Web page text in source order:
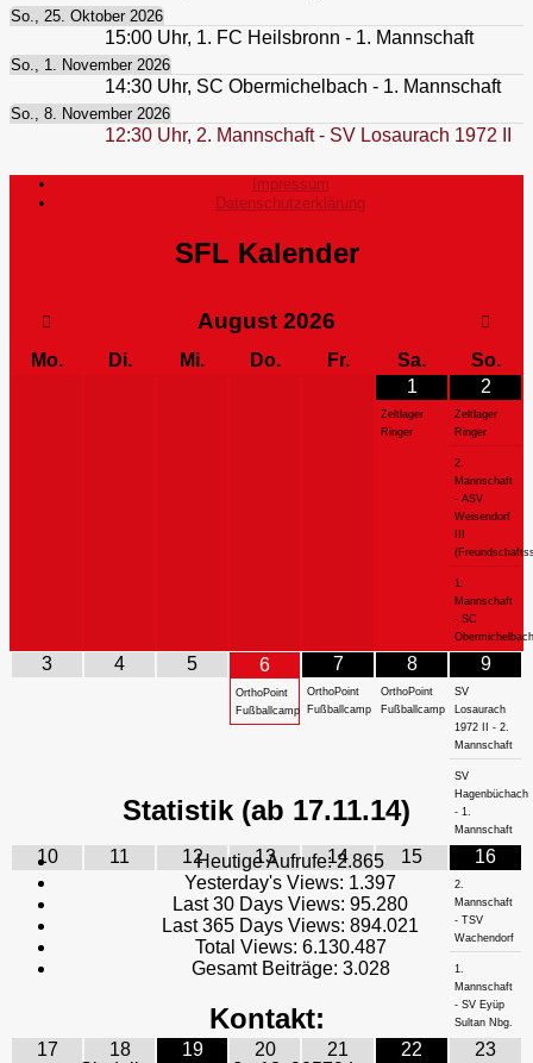
So., 25. Oktober 2026
15:00 Uhr, 1. FC Heilsbronn - 1. Mannschaft
So., 1. November 2026
14:30 Uhr, SC Obermichelbach - 1. Mannschaft
So., 8. November 2026
12:30 Uhr, 2. Mannschaft - SV Losaurach 1972 II
Impressum
Datenschutzerklärung
SFL Kalender
August 2026
Mo. Di. Mi. Do. Fr. Sa.
So.
1
Zeltlager
Ringer
2
Zeltlager
Ringer
2.
Mannschaft
- ASV
Weisendorf
1.
Mannschaft
- SC
Obermichelbach
3 4 5 6
OrthoPoint
Fußballcamp
7
OrthoPoint
Fußballcamp
8
OrthoPoint
Fußballcamp
9
SV
Losaurach
1972 II - 2.
Mannschaft
SV
Hagenbüchach
- 1.
Mannschaft
10 11 12 13 14 15 16
2.
Mannschaft
- TSV
Wachendorf
1.
Mannschaft
- SV Eyüp
Sultan Nbg.
17 18 19 20 21 22 23
Statistik (ab 17.11.14)
Heutige Aufrufe:2.865
Yesterday's Views: 1.397
Last 30 Days Views: 95.280
Last 365 Days Views: 894.021
Total Views: 6.130.487
Gesamt Beiträge: 3.028
Kontakt: